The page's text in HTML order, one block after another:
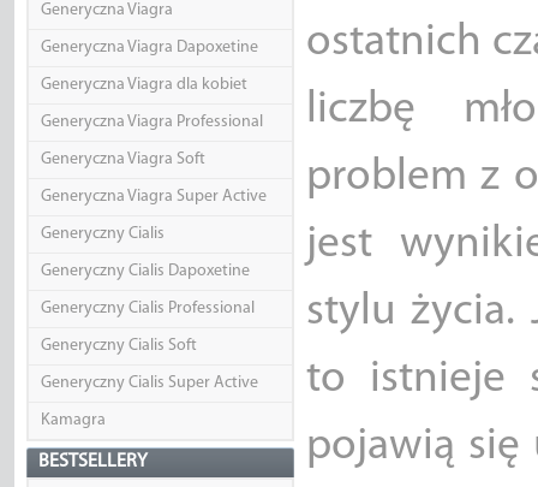
Generyczna Viagra
Generyczna Viagra Dapoxetine
Generyczna Viagra dla kobiet
Generyczna Viagra Professional
Generyczna Viagra Soft
Generyczna Viagra Super Active
Generyczny Cialis
Generyczny Cialis Dapoxetine
Generyczny Cialis Professional
Generyczny Cialis Soft
Generyczny Cialis Super Active
Kamagra
BESTSELLERY
ostatnich
liczbę
problem z
jest
stylu życia.
to istnieje
pojawią się